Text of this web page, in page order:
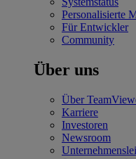
Personalisierte
Für Entwickler
Community
Über uns
Über
Karriere
Investoren
Newsroom